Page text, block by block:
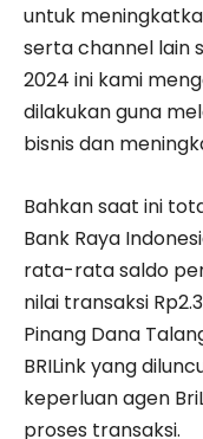
untuk
serta channel lain
2024 ini kami
dilakukan guna
bisnis dan
Bahkan saat ini
Bank Raya
rata-rata saldo per
nilai transaksi
Pinang Dana
BRILink yang
keperluan agen
proses transaksi.